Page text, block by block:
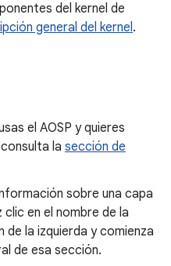
del kernel de
general del kernel.
el AOSP y quieres
la sección de
sobre una capa
clic en el nombre de la
de la izquierda y comienza
de esa sección.